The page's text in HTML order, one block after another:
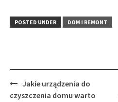
POSTED UNDER DOM I REMONT
Post
navigation
Jakie urządzenia do
czyszczenia domu warto